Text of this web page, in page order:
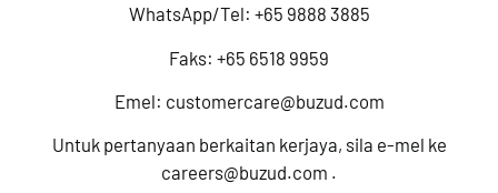
WhatsApp/Tel: +65 9888 3885
Faks: +65 6518 9959
Emel: customercare@buzud.com
Untuk pertanyaan berkaitan kerjaya, sila e-mel ke
careers@buzud.com .